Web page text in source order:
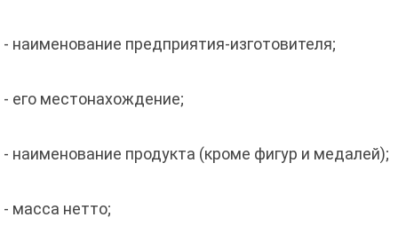
- наименование предприятия-изготовителя;
- его местонахождение;
- наименование продукта (кроме фигур и медалей);
- масса нетто;